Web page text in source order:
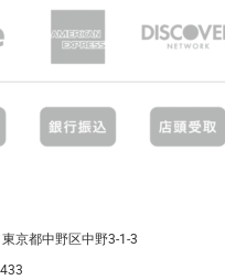
京都中野区中野3-1-3